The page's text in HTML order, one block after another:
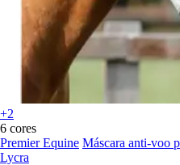
+2
6 cores
Premier Equine Máscara anti-voo
Lycra